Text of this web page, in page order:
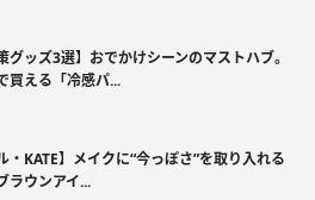
グッズ3選】おでかけシーンのマストハブ。
買える「冷感パ...
・KATE】メイクに“今っぽさ”を取り入れる
ウンアイ...